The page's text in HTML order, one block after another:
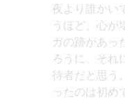
夜より誰かい
うほど、心が
ガの跡があっ
ろうに、それ
待者だと思う
ったのは初め